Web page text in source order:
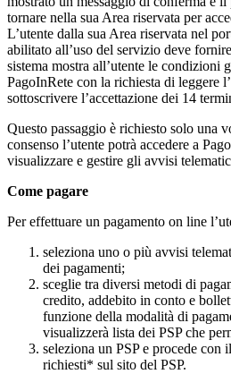
tornare nella sua Area riservata per
L’utente dalla sua Area riservata nel
abilitato all’uso del servizio deve
sistema mostra all’utente le condizioni
PagoInRete con la richiesta di leggere
sottoscrivere l’accettazione dei 14
Questo passaggio è richiesto solo una
consenso l’utente potrà accedere a
visualizzare e gestire gli avvisi
Come pagare
Per effettuare un pagamento on line
seleziona uno o più avvisi
dei pagamenti;
sceglie tra diversi metodi di
credito, addebito in conto e
funzione della modalità di
visualizzerà lista dei PSP che
seleziona un PSP e procede con
richiesti* sul sito del PSP.